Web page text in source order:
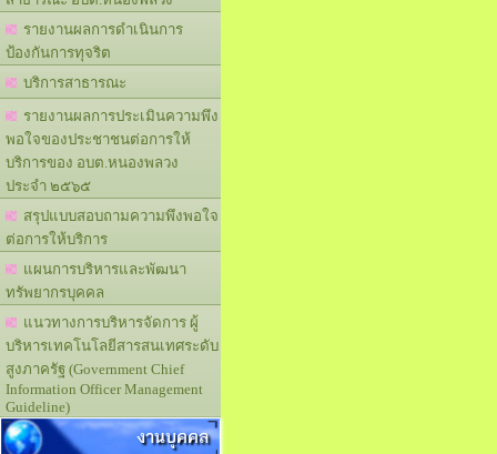
รายงานผลการดำเนินการ
ป้องกันการทุจริต
บริการสาธารณะ
รายงานผลการประเมินความพึง
พอใจของประชาชนต่อการให้
บริการของ อบต.หนองพลวง
ประจำ ๒๕๖๕
สรุปแบบสอบถามความพึงพอใจ
ต่อการให้บริการ
แผนการบริหารและพัฒนา
ทรัพยากรบุคคล
แนวทางการบริหารจัดการ ผู้
บริหารเทคโนโลยีสารสนเทศระดับ
สูงภาครัฐ (Government Chief
Information Officer Management
Guideline)
งานบุคคล